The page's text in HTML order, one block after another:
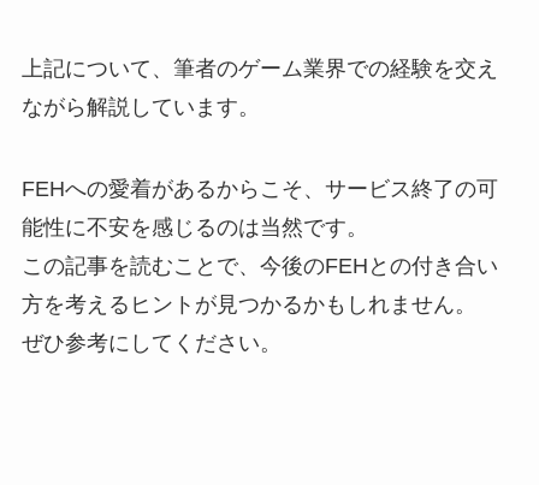
上記について、筆者のゲーム業界での経験を交え
ながら解説しています。
FEHへの愛着があるからこそ、サービス終了の可
能性に不安を感じるのは当然です。
この記事を読むことで、今後のFEHとの付き合い
方を考えるヒントが見つかるかもしれません。
ぜひ参考にしてください。